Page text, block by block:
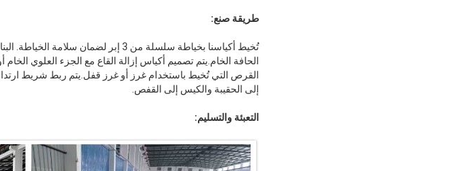
طريقة صنع:
تُخيط أكياسنا بخياطة سلسلة من 3 إبر
الحافة الخام.يتم تصميم أكياس إزالة القاع مع الجزء العلوي
القرص التي تُخيط باستخدام غرز أو غرز قفل.يتم ربط شريط
إلى الحقيبة والكيس إلى القفص.
التعبئة والتسليم: